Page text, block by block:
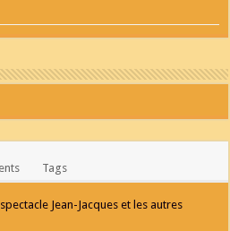
Tags
Jean-Jacques et les autres